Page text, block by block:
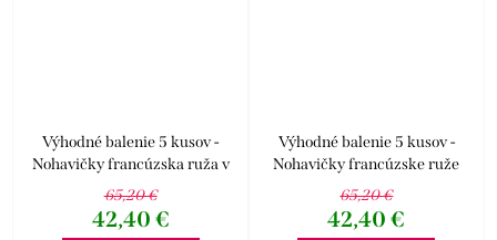
Výhodné balenie 5 kusov -
Nohavičky francúzska ruža v
páse kolekcia Disco 19
65,20 €
42,40 €
Výhodné balenie 5 kusov -
Nohavičky francúzske ruže
kolekcia Disco 19
65,20 €
42,40 €